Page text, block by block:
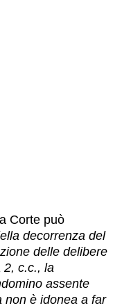
Corte può
decorrenza del
delle delibere
2, c.c., la
assente
non è idonea a far